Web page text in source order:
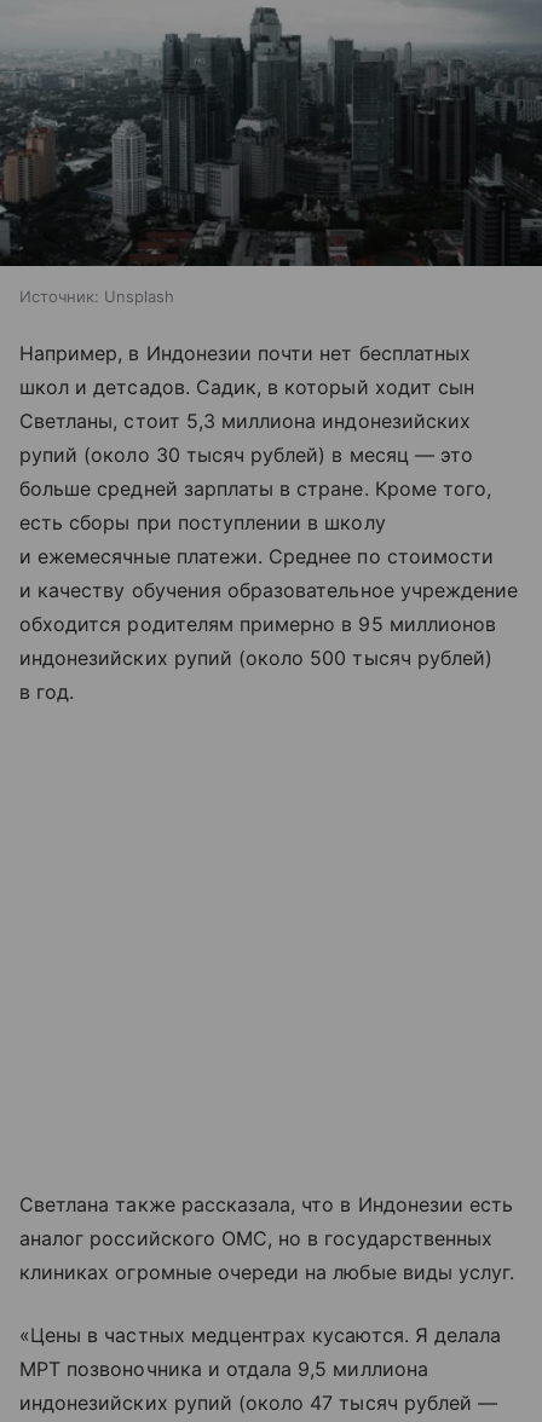
Источник: Unsplash
Например, в Индонезии почти нет бесплатных
школ и детсадов. Садик, в который ходит сын
Светланы, стоит 5,3 миллиона индонезийских
рупий (около 30 тысяч рублей) в месяц — это
больше средней зарплаты в стране. Кроме того,
есть сборы при поступлении в школу
и ежемесячные платежи. Среднее по стоимости
и качеству обучения образовательное учреждение
обходится родителям примерно в 95 миллионов
индонезийских рупий (около 500 тысяч рублей)
в год.
Светлана также рассказала, что в Индонезии есть
аналог российского ОМС, но в государственных
клиниках огромные очереди на любые виды услуг.
«Цены в частных медцентрах кусаются. Я делала
МРТ позвоночника и отдала 9,5 миллиона
индонезийских рупий (около 47 тысяч рублей —